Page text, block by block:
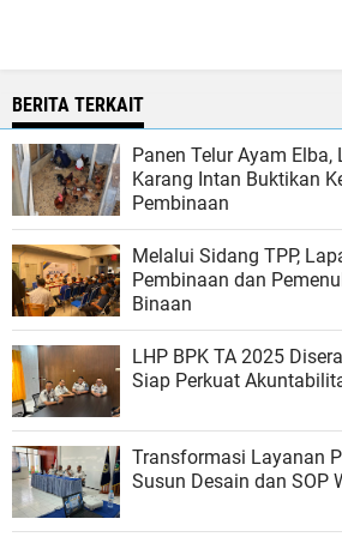
BERITA TERKAIT
Panen Telur Ayam
Karang Intan Buktikan
Pembinaan
Melalui Sidang TPP,
Pembinaan dan
Binaan
LHP BPK TA 2025
Siap Perkuat
Transformasi Layanan
Susun Desain dan SOP